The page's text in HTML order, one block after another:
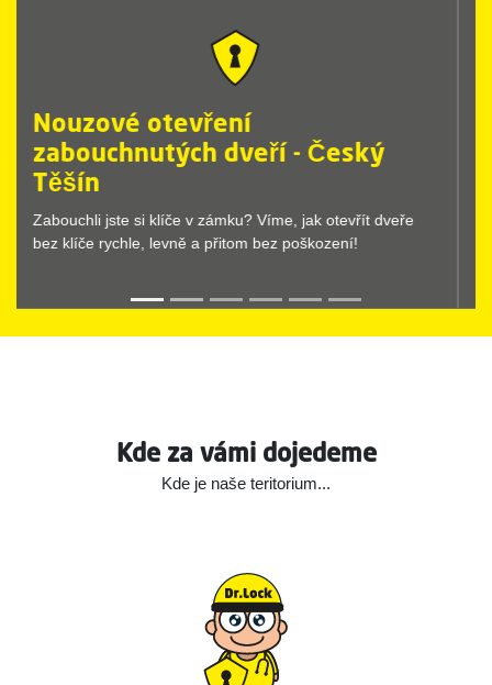
Nouzové otevření zamčených
dveří - Český Těšín
Nouzové otevírání dveří provedeme vždy rychle a bez
komplikací. Stačí, když zavoláte Dr.Lock.
Kde za vámi dojedeme
Kde je naše teritorium...